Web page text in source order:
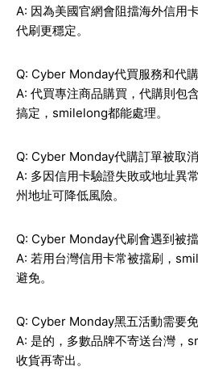
A: 因為美國官網會阻擋海外信用
代刷更穩定。
Q: Cyber Monday代買服務和代
A: 代買專注商品購買，代購則包
搞定，smilelong都能處理。
Q: Cyber Monday代購訂單被取
A: 多因信用卡驗證失敗或地址異
州地址可降低風險。
Q: Cyber Monday代刷會遇到被
A: 若用台灣信用卡常被擋刷，
避免。
Q: Cyber Monday黑五活動需要
A: 是的，多數品牌不寄送台灣，
收貨再寄出。